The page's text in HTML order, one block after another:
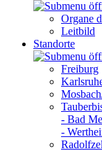
Organe
Leitbild
Standorte
Freiburg
- Bad
-